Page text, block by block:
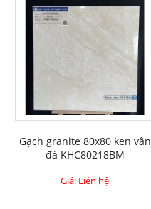
Gạch granite 80x80 ken vân
đá KHC80218BM
Giá: Liên hệ